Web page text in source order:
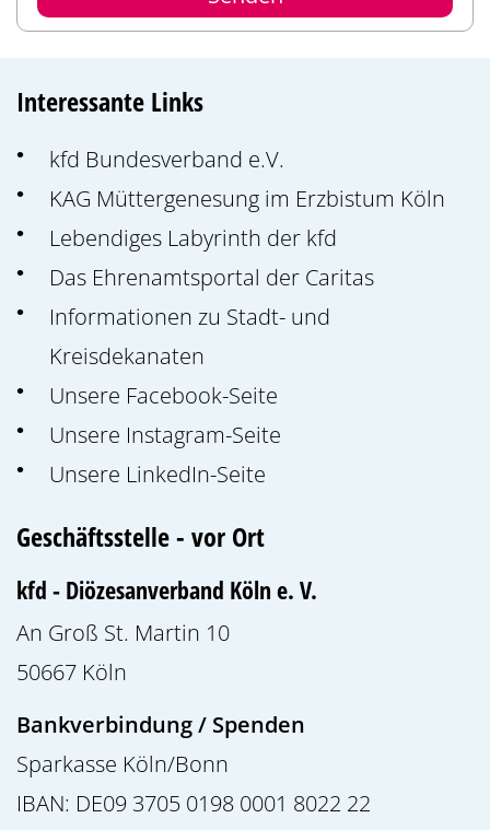
Interessante Links
kfd Bundesverband e.V.
KAG Müttergenesung im Erzbistum Köln
Lebendiges Labyrinth der kfd
Das Ehrenamtsportal der Caritas
Informationen zu Stadt- und
Kreisdekanaten
Unsere Facebook-Seite
Unsere Instagram-Seite
Unsere LinkedIn-Seite
Geschäftsstelle - vor Ort
kfd - Diözesanverband Köln e. V.
An Groß St. Martin 10
50667 Köln
Bankverbindung / Spenden
Sparkasse Köln/Bonn
IBAN: DE09 3705 0198 0001 8022 22